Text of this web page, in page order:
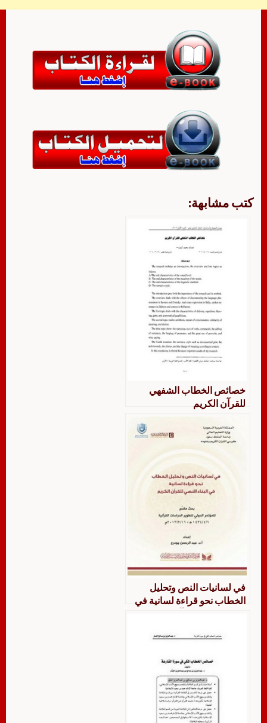
كتب مشابهة:
خصائص الخطاب الشفهي
للقرآن الكريم
في لسانيات النص وتحليل
الخطاب نحو قراءة لسانية في